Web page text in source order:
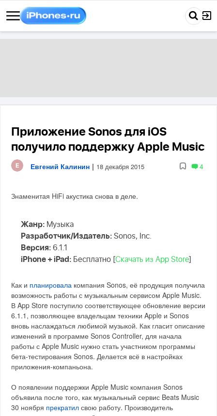
Приложение Sonos для iOS
получило поддержку Apple Music
Евгений Калинин | 18 декабря 2015 4
Знаменитая HiFi акустика снова в деле.
Жанр: Музыка
Разработчик/Издатель: Sonos, Inc.
Версия: 6.1.1
iPhone + iPad: Бесплатно [Скачать из App Store
Как и планировала компания Sonos, её продукция получила
возможность работы с музыкальным сервисом Apple Music.
В App Store поступило соответствующее обновление версии
6.1.1, позволяющее владельцам техники Apple и Sonos
вновь наслаждаться любимой музыкой. Как гласит описание
изменений в программе Sonos Controller, для начала
работы с Apple Music нужно стать участником программы
бета-тестирования Sonos. Делается всё в настройках
приложения-компаньона.
О появлении поддержки Apple Music компания Sonos
объявила после того, как музыкальный сервис Beats Music
30 ноября прекратил свою работу. Производитель